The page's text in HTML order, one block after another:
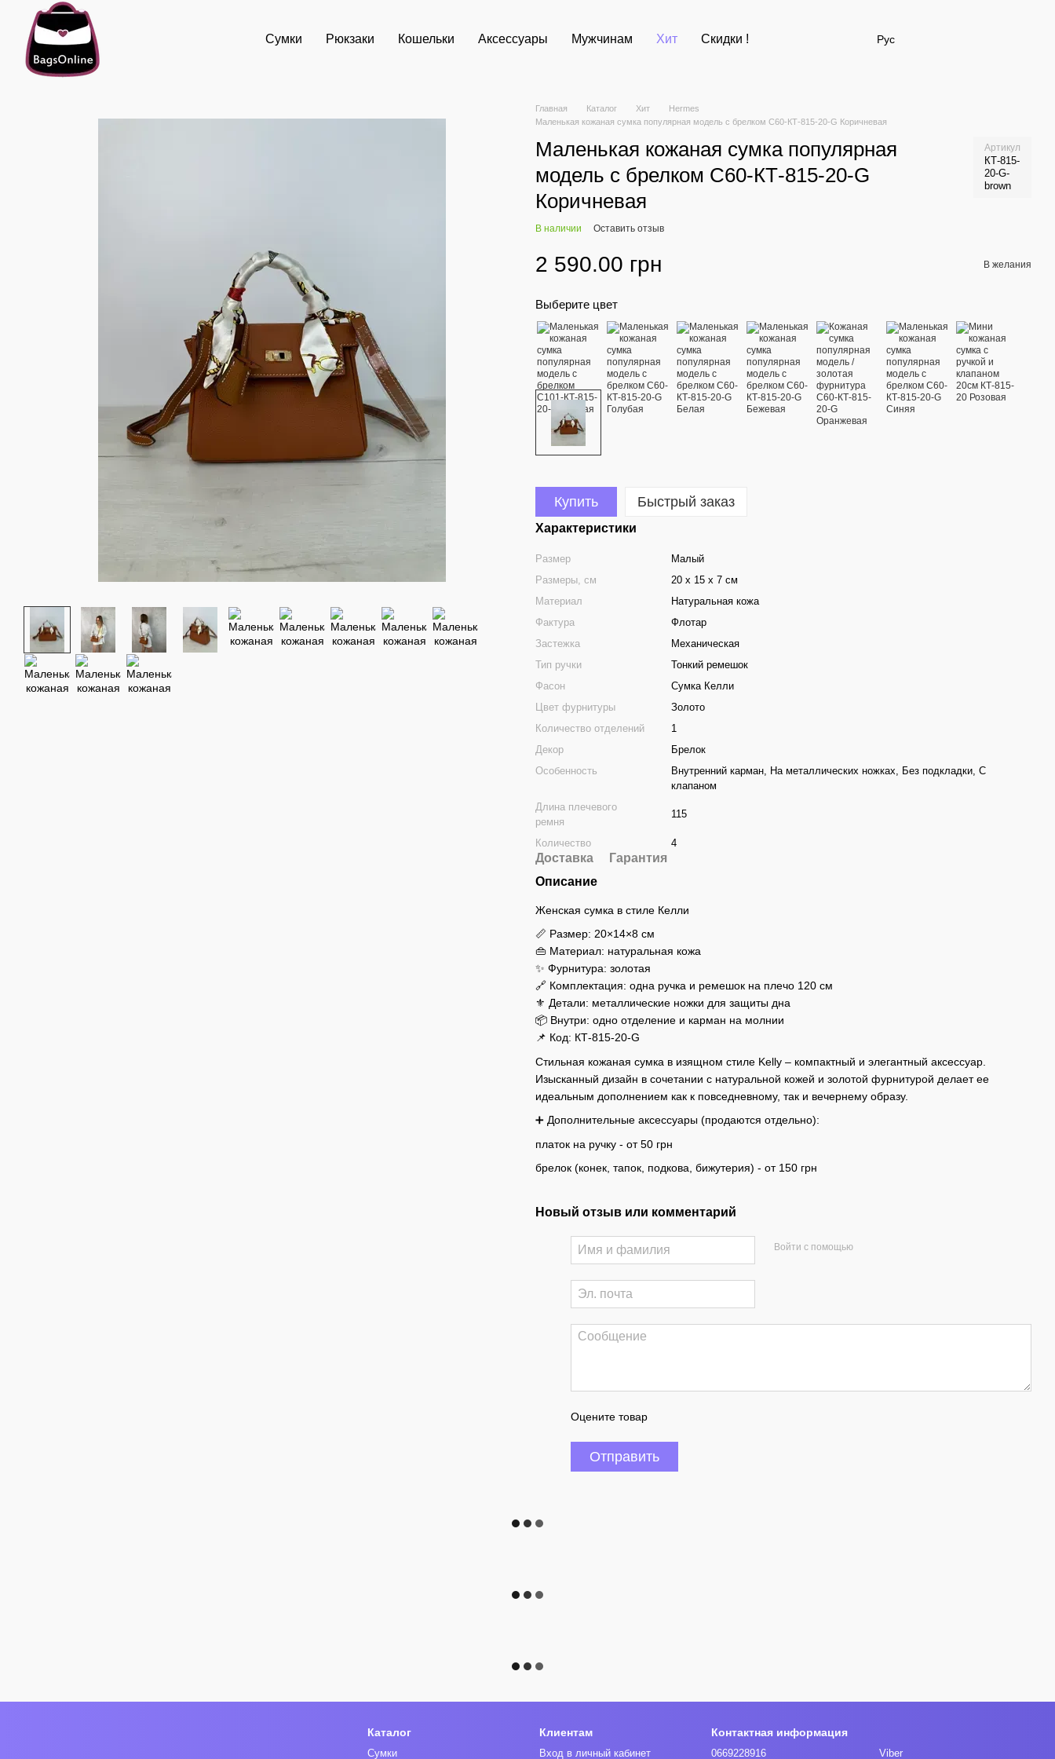
Перейти к основному контенту
Сумки Рюкзаки Кошельки Аксессуары Мужчинам Хит Скидки ! Рус
Главная Каталог Хит
Hermes
Маленькая кожаная сумка популярная модель с брелком С60-КТ-815-20-G Коричневая
Маленькая кожаная сумка популярная
модель с брелком С60-КТ-815-20-G
Коричневая
Артикул
КТ-815-
20-G-
brown
В наличии Оставить отзыв
2 590.00 грн В желания
Выберите цвет
Купить Быстрый заказ
Характеристики
Размер
Малый
Размеры, см
20 х 15 х 7 см
Материал
Натуральная кожа
Фактура
Флотар
Застежка
Механическая
Тип ручки
Тонкий ремешок
Фасон
Сумка Келли
Цвет фурнитуры
Золото
Количество отделений
1
Декор
Брелок
Особенность
Внутренний карман, На металлических ножках, Без подкладки, С
клапаном
Длина плечевого
ремня
115
Количество 4
Доставка
Гарантия
Описание
Женская сумка в стиле Келли
📏 Размер: 20×14×8 см
👜 Материал: натуральная кожа
✨ Фурнитура: золотая
🔗 Комплектация: одна ручка и ремешок на плечо 120 см
⚜️ Детали: металлические ножки для защиты дна
📦 Внутри: одно отделение и карман на молнии
📌 Код: КТ-815-20-G
Стильная кожаная сумка в изящном стиле Kelly – компактный и элегантный аксессуар.
Изысканный дизайн в сочетании с натуральной кожей и золотой фурнитурой делает ее
идеальным дополнением как к повседневному, так и вечернему образу.
➕ Дополнительные аксессуары (продаются отдельно):
платок на ручку - от 50 грн
брелок (конек, тапок, подкова, бижутерия) - от 150 грн
Новый отзыв или комментарий
Войти с помощью
Оцените товар
Отправить
Каталог
Сумки
Клиентам
Вход в личный кабинет
Контактная информация
0669228916 Viber